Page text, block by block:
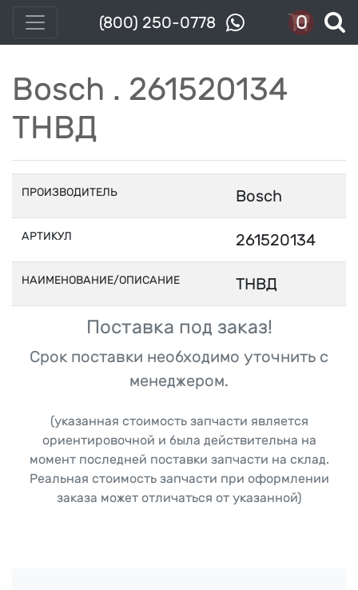
(800) 250-0778 0
Bosch . 261520134
ТНВД
ПРОИЗВОДИТЕЛЬ Bosch
АРТИКУЛ 261520134
НАИМЕНОВАНИЕ/ОПИСАНИЕ ТНВД
Поставка под заказ!
Срок поставки необходимо уточнить с
менеджером.
(указанная стоимость запчасти является
ориентировочной и была действительна на
момент последней поставки запчасти на склад.
Реальная стоимость запчасти при оформлении
заказа может отличаться от указанной)